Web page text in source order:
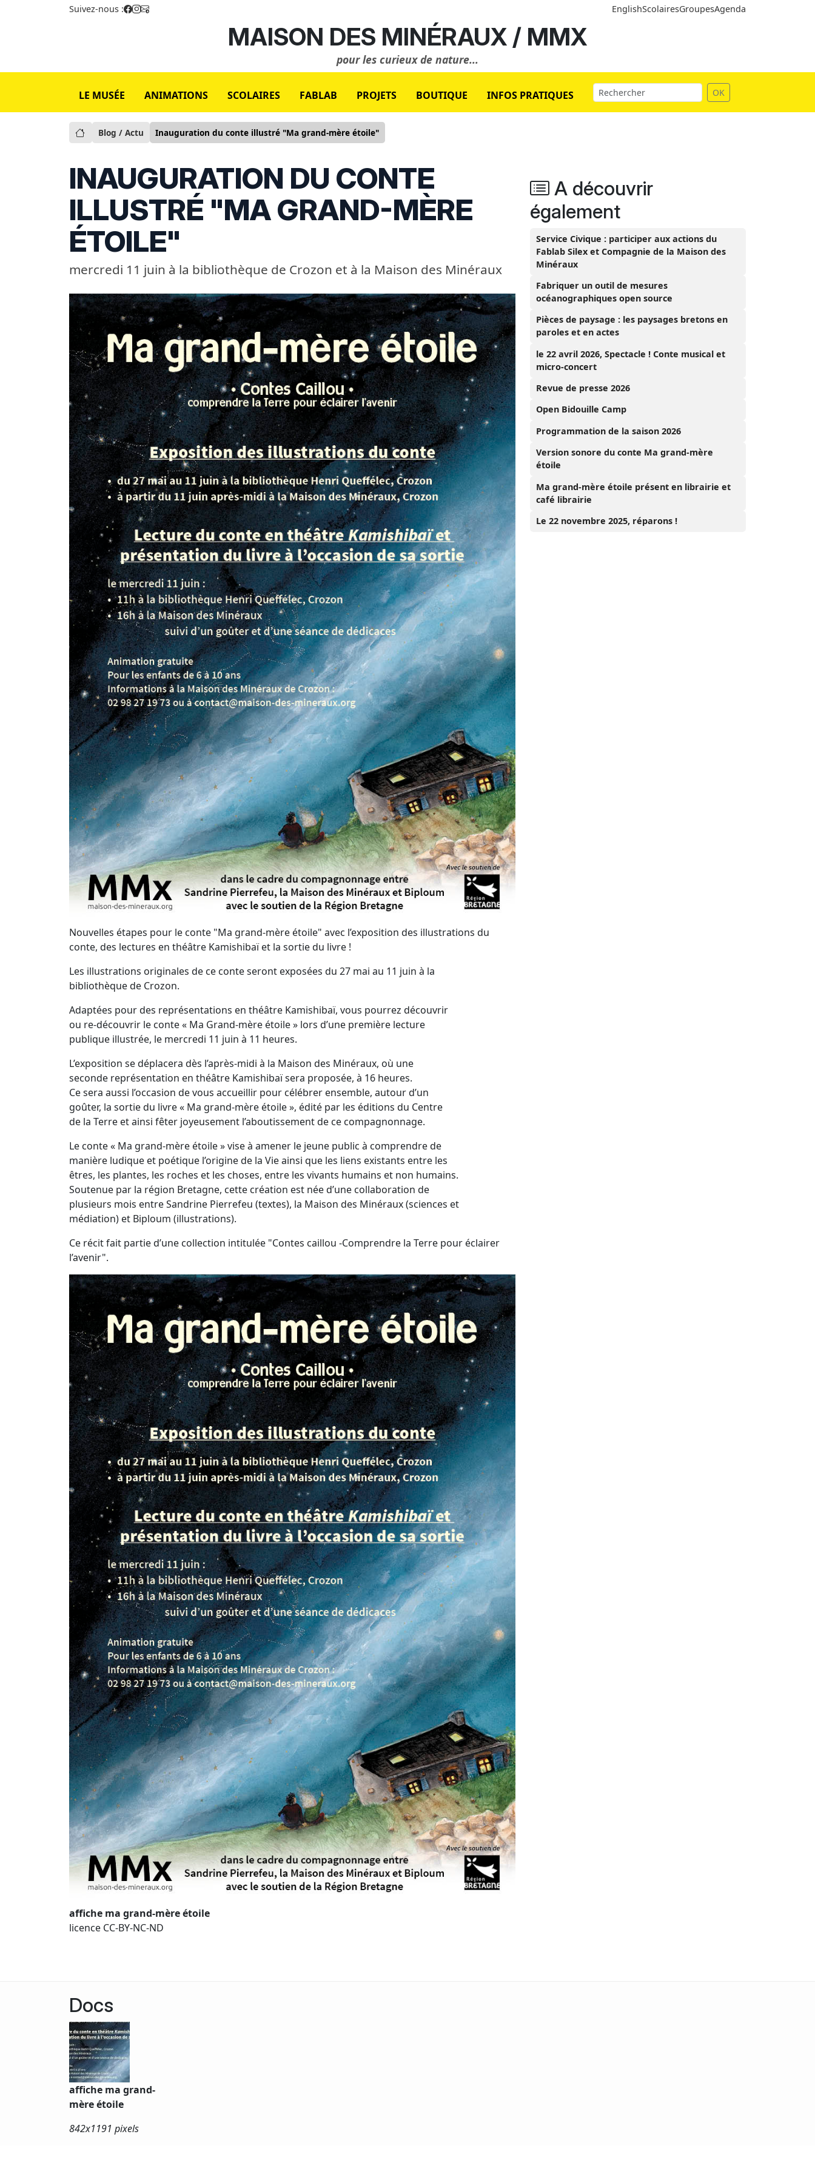
Suivez-nous : EnglishScolairesGroupesAgenda
MAISON DES MINÉRAUX / MMX
pour les curieux de nature...
LE MUSÉE ANIMATIONS SCOLAIRES FABLAB PROJETS BOUTIQUE INFOS PRATIQUES OK
Blog / Actu Inauguration du conte illustré "Ma grand-mère étoile"
INAUGURATION DU CONTE
ILLUSTRÉ "MA GRAND-MÈRE
ÉTOILE"
mercredi 11 juin à la bibliothèque de Crozon et à la Maison des Minéraux
Nouvelles étapes pour le conte "Ma grand-mère étoile" avec l’exposition des illustrations du
conte, des lectures en théâtre Kamishibaï et la sortie du livre !
Les illustrations originales de ce conte seront exposées du 27 mai au 11 juin à la
bibliothèque de Crozon.
Adaptées pour des représentations en théâtre Kamishibaï, vous pourrez découvrir
ou re-découvrir le conte « Ma Grand-mère étoile » lors d’une première lecture
publique illustrée, le mercredi 11 juin à 11 heures.
L’exposition se déplacera dès l’après-midi à la Maison des Minéraux, où une
seconde représentation en théâtre Kamishibaï sera proposée, à 16 heures.
Ce sera aussi l’occasion de vous accueillir pour célébrer ensemble, autour d’un
goûter, la sortie du livre « Ma grand-mère étoile », édité par les éditions du Centre
de la Terre et ainsi fêter joyeusement l’aboutissement de ce compagnonnage.
Le conte « Ma grand-mère étoile » vise à amener le jeune public à comprendre de
manière ludique et poétique l’origine de la Vie ainsi que les liens existants entre les
êtres, les plantes, les roches et les choses, entre les vivants humains et non humains.
Soutenue par la région Bretagne, cette création est née d’une collaboration de
plusieurs mois entre Sandrine Pierrefeu (textes), la Maison des Minéraux (sciences et
médiation) et Biploum (illustrations).
Ce récit fait partie d’une collection intitulée "Contes caillou -Comprendre la Terre pour éclairer
l’avenir".
affiche ma grand-mère étoile
licence CC-BY-NC-ND
A découvrir
également
Service Civique : participer aux actions du
Fablab Silex et Compagnie de la Maison des
Minéraux
Fabriquer un outil de mesures
océanographiques open source
Pièces de paysage : les paysages bretons en
paroles et en actes
le 22 avril 2026, Spectacle ! Conte musical et
micro-concert
Revue de presse 2026
Open Bidouille Camp
Programmation de la saison 2026
Version sonore du conte Ma grand-mère
étoile
Ma grand-mère étoile présent en librairie et
café librairie
Le 22 novembre 2025, réparons !
Docs
affiche ma grand-
mère étoile
842x1191 pixels